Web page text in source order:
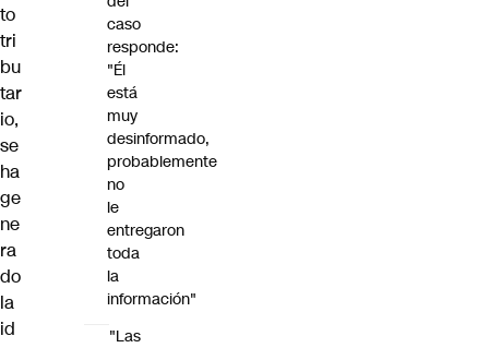
to
tri
bu
tar
io,
se
ha
ge
ne
ra
do
la
id
caso
responde:
"Él
está
muy
desinformado,
probablemente
no
le
entregaron
toda
la
información"
"Las